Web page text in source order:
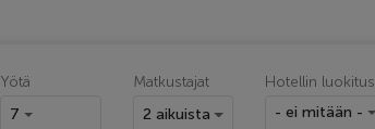
Yötä
7
Matkustajat
2 aikuista
Hotellin luokitus
- ei mitään -